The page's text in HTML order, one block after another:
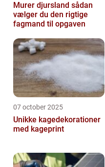
Murer djursland sådan
vælger du den rigtige
fagmand til opgaven
07 october 2025
Unikke kagedekorationer
med kageprint